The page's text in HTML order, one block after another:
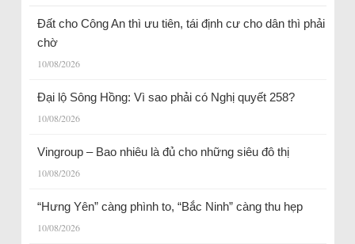
Đất cho Công An thì ưu tiên, tái định cư cho dân thì phải
chờ
10/08/2026
Đại lộ Sông Hồng: Vì sao phải có Nghị quyết 258?
10/08/2026
Vingroup – Bao nhiêu là đủ cho những siêu đô thị
10/08/2026
“Hưng Yên” càng phình to, “Bắc Ninh” càng thu hẹp
10/08/2026